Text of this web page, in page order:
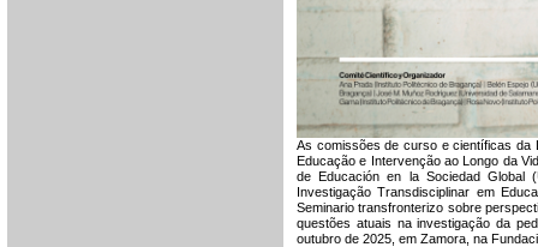
As comissões de curso e científicas da
Educação e Intervenção ao Longo da
de Educación en la Sociedad Global
Investigação Transdisciplinar em
Seminario transfronterizo sobre
questões atuais na investigação da
outubro de 2025, em Zamora, na